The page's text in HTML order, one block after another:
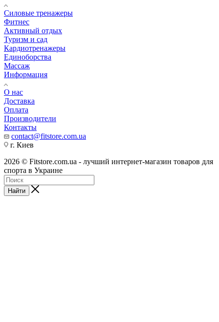
Силовые тренажеры
Фитнес
Активный отдых
Туризм и сад
Кардиотренажеры
Единоборства
Массаж
Информация
О нас
Доставка
Оплата
Производители
Контакты
contact@fitstore.com.ua
г. Киев
2026 © Fitstore.com.ua - лучший интернет-магазин товаров для
спорта в Украине
Найти